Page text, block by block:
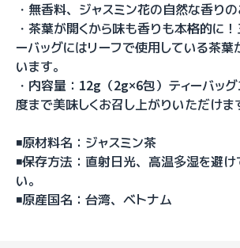
・無香料、ジャスミン花の自然な香りの
・茶葉が開くから味も香りも本格的に
ーバッグにはリーフで使用している茶葉
います。
・内容量：12g（2g×6包）ティーバッ
度まで美味しくお召し上がりいただけま
◾️原材料名：ジャスミン茶
◾️保存方法：直射日光、高温多湿を避け
い。
◾️原産国名：台湾、ベトナム